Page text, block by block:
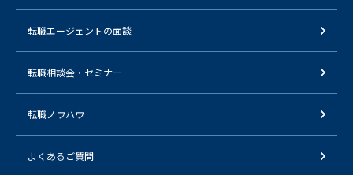
転職エージェントの面談
転職相談会・セミナー
転職ノウハウ
よくあるご質問